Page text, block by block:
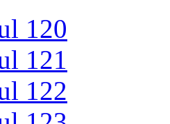
120
121
122